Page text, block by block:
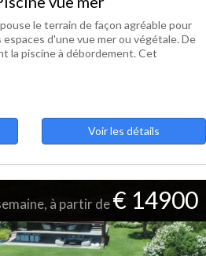
le terrain de façon agréable pour
d'une vue mer ou végétale. De
la piscine à débordement. Cet
Voir les détails
à partir de€ 14900